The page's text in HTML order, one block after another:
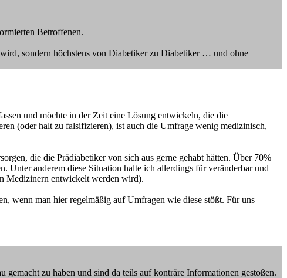
Betroffenen.
sondern höchstens von Diabetiker zu Diabetiker … und ohne
und möchte in der Zeit eine Lösung entwickeln, die die
(oder halt zu falsifizieren), ist auch die Umfrage wenig medizinisch,
die die Prädiabetiker von sich aus gerne gehabt hätten. Über 70%
Unter anderem diese Situation halte ich allerdings für veränderbar und
Medizinern entwickelt werden wird).
wenn man hier regelmäßig auf Umfragen wie diese stößt. Für uns
zu haben und sind da teils auf konträre Informationen gestoßen.